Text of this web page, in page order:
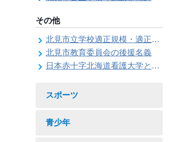
その他
北見市立学校適正規模・適正配置検討委員会
北見市教育委員会の後援名義
日本赤十字北海道看護大学と北見市教育委員会との連携協力に関する協定の締結
スポーツ
青少年